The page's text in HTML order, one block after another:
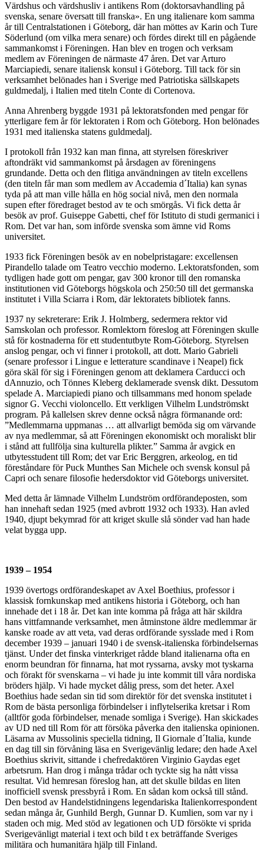
Värdshus och värdshusliv i antikens Rom (doktorsavhandling på
svenska, senare översatt till franska». En ung italienare kom samma
år till Centralstationen i Göteborg, där han möttes av Karin och Ture
Söderlund (om vilka mera senare) och fördes direkt till en pågående
sammankomst i Föreningen. Han blev en trogen och verksam
medlem av Föreningen de närmaste 47 åren. Det var Arturo
Marciapiedi, senare italiensk konsul i Göteborg. Till tack för sin
verksamhet belönades han i Sverige med Patriotiska sällskapets
guldmedalj, i Italien med titeln Conte di Cortenova.
Anna Ahrenberg byggde 1931 på lektoratsfonden med pengar för
ytterligare fem år för lektoraten i Rom och Göteborg. Hon belönades
1931 med italienska statens guldmedalj.
I protokoll från 1932 kan man finna, att styrelsen föreskriver
aftondräkt vid sammankomst på årsdagen av föreningens
grundande. Detta och den flitiga användningen av titeln excellens
(den titeln får man som medlem av Accademia d´Italia) kan synas
tyda på att man ville hålla en hög social nivå, men den normala
supen efter föredraget bestod av te och smörgås. Vi fick detta år
besök av prof. Guiseppe Gabetti, chef för Istituto di studi germanici i
Rom. Det var han, som införde svenska som ämne vid Roms
universitet.
1933 fick Föreningen besök av en nobelpristagare: excellensen
Pirandello talade om Teatro vecchio moderno. Lektoratsfonden, som
tydligen hade gott om pengar, gav 300 kronor till den romanska
institutionen vid Göteborgs högskola och 250:50 till det germanska
institutet i Villa Sciarra i Rom, där lektoratets bibliotek fanns.
1937 ny sekreterare: Erik J. Holmberg, sedermera rektor vid
Samskolan och professor. Romlektorn föreslog att Föreningen skulle
stå för kostnaderna för ett studentutbyte Rom-Göteborg. Styrelsen
anslog pengar, och vi finner i protokoll, att dott. Mario Gabrieli
(senare professor i Lingue e letterature scandinave i Neapel) fick
göra skäl för sig i Föreningen genom att deklamera Carducci och
dAnnuzio, och Tönnes Kleberg deklamerade svensk dikt. Dessutom
spelade A. Marciapiedi piano och tillsammans med honom spelade
signor G. Vecchi violoncello. Ett verkligen Vilhelm Lundströmskt
program. På kallelsen skrev denne också några förmanande ord:
”Medlemmarna uppmanas … att allvarligt bemöda sig om värvande
av nya medlemmar, så att Föreningen ekonomiskt och moraliskt blir
i stånd att fullfölja sina kulturella plikter.” Samma år avgick en
utbytesstudent till Rom; det var Eric Berggren, arkeolog, en tid
föreståndare för Puck Munthes San Michele och svensk konsul på
Capri och senare filosofie hedersdoktor vid Göteborgs universitet.
Med detta år lämnade Vilhelm Lundström ordförandeposten, som
han innehaft sedan 1925 (med avbrott 1932 och 1933). Han avled
1940, djupt bekymrad för att kriget skulle slå sönder vad han hade
velat bygga upp.
1939 – 1954
1939 övertogs ordförandeskapet av Axel Boethius, professor i
klassisk fornkunskap med antikens historia i Göteborg, och han
innehade det i 18 år. Det kan inte komma på fråga att här skildra
hans vittfamnande verksamhet, men åtminstone äldre medlemmar är
kanske roade av att veta, vad deras ordförande sysslade med i Rom
december 1939 – januari 1940 i de svensk-italienska förbindelsernas
tjänst. Under det finska vinterkriget rådde bland italienarna ofta en
enorm beundran för finnarna, hat mot ryssarna, avsky mot tyskarna
och förakt för svenskarna – vi hade ju inte kommit till våra nordiska
bröders hjälp. Vi hade mycket dålig press, som det heter. Axel
Boethius hade sedan sin tid som direktör för det svenska institutet i
Rom de bästa personliga förbindelser i inflytelserika kretsar i Rom
(alltför goda förbindelser, menade somliga i Sverige). Han skickades
av UD ned till Rom för att försöka påverka den italienska opinionen.
Läsarna av Mussolinis speciella tidning, Il Giornale d´Italia, kunde
en dag till sin förvåning läsa en Sverigevänlig ledare; den hade Axel
Boethius skrivit, sittande i chefredaktören Virginio Gaydas eget
arbetsrum. Han drog i många trådar och tyckte sig ha nått vissa
resultat. Vid hemresan föreslog han, att det skulle bildas en liten
inofficiell svensk pressbyrå i Rom. En sådan kom också till stånd.
Den bestod av Handelstidningens legendariska Italienkorrespondent
sedan många år, Gunhild Bergh, Gunnar D. Kumlien, som var ny i
staden och mig. Med stöd av legationen och UD försökte vi sprida
Sverigevänligt material i text och bild t ex beträffande Sveriges
militära och humanitära hjälp till Finland.